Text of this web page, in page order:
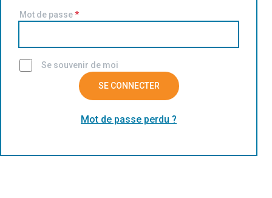
Mot de passe*
Se souvenir de moi
SE CONNECTER
Mot de passe perdu ?